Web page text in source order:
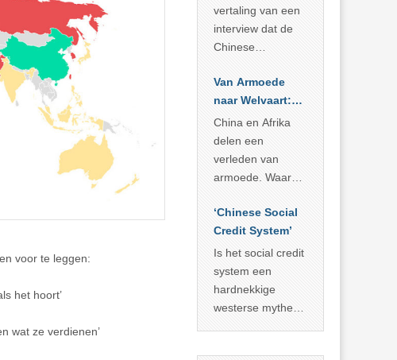
voor te leggen:
het hoort’
wat ze verdienen’
vertaling van een
interview dat de
Chinese
Sociale
Wetenschappen
afnam van de
Britse
marxistische
econoom Michael
zien dat
… >> lees meer
Van Armoede
naar Welvaart:
Wat Afrika kan
leren van
China’s
economisch
China en Afrika
delen een
verleden van
armoede. Waar
voorbije veertig
jaar in slaagde
meer dan 800
miljoen mensen
uit de armoede
… >> lees meer
‘Chinese Social
Credit System’
Is het social credit
system een
hardnekkige
westerse mythe of